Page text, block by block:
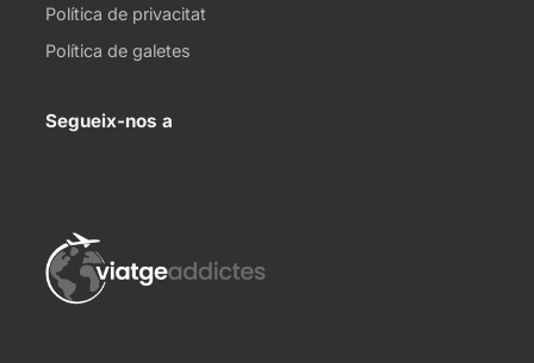
Política de privacitat
Política de galetes
Segueix-nos a